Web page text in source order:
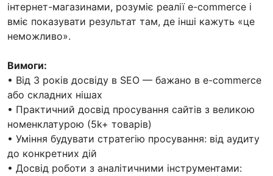
інтернет-магазинами, розуміє реалії e-commerce і
вміє показувати результат там, де інші кажуть «це
неможливо».
Вимоги:
• Від 3 років досвіду в SEO — бажано в e-commerce
або складних нішах
• Практичний досвід просування сайтів з великою
номенклатурою (5k+ товарів)
• Уміння будувати стратегію просування: від аудиту
до конкретних дій
• Досвід роботи з аналітичними інструментами: